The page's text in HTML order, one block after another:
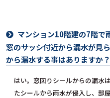
マンション10階建の7階で
窓のサッシ付近から漏水が見
から漏水する事はありますか？
はい。窓回りシールからの漏水
たシールから雨水が侵入し、部